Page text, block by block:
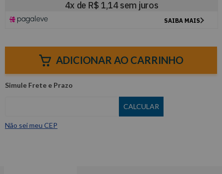
ADICIONAR AO CARRINHO
Não sei meu CEP